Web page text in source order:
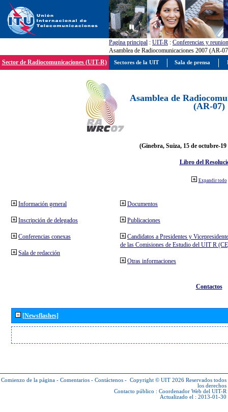
Pagína principal : UIT-R : Conferencias y
Asamblea de Radiocomunicaciones 2007 (AR-
Sector de Radiocomunicaciones (UIT-R)
Asamblea de
(AR-07)
(Ginebra, Suiza, 15 de octubre-19
Libro del
Expandir todo
Información general
Inscripción de delegados
Conferencias conexas
Sala de redacción
Documentos
Publicaciones
Candidatos a Presidentes y
de las Comisiones de Estudio del UIT R
Otras informaciones
Contactos
[Newsflashes]
Comienzo de la página - Comentarios - Contáctenos - Copyright © UIT 2026 Reservados todos
los derechos
Contacto público : Coordenador Web del UIT-R
Actualizado el : 2013-01-30
Sectores de la UIT Sala de prensa